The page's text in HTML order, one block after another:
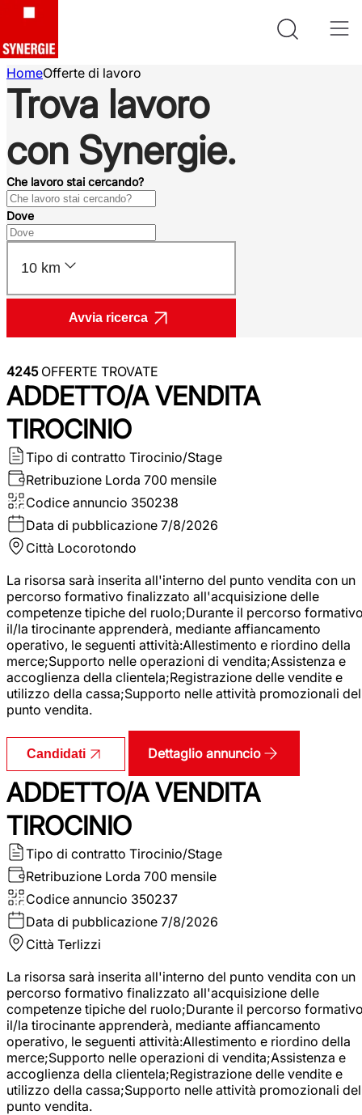
HomeOfferte di lavoro
Trova lavoro
con Synergie.
Che lavoro stai cercando?
Dove
10 km
Avvia ricerca
4245OFFERTE TROVATE
ADDETTO/A VENDITA
TIROCINIO
Tipo di contratto Tirocinio/Stage
Retribuzione Lorda 700 mensile
Codice annuncio 350238
Data di pubblicazione 7/8/2026
Città Locorotondo
La risorsa sarà inserita all'interno del punto vendita con un
percorso formativo finalizzato all'acquisizione delle
competenze tipiche del ruolo;Durante il percorso
il/la tirocinante apprenderà, mediante affiancamento
operativo, le seguenti attività:Allestimento e riordino della
merce;Supporto nelle operazioni di vendita;Assistenza e
accoglienza della clientela;Registrazione delle vendite e
utilizzo della cassa;Supporto nelle attività promozionali del
punto vendita.
Candidati Dettaglio annuncio
ADDETTO/A VENDITA
TIROCINIO
Tipo di contratto Tirocinio/Stage
Retribuzione Lorda 700 mensile
Codice annuncio 350237
Data di pubblicazione 7/8/2026
Città Terlizzi
La risorsa sarà inserita all'interno del punto vendita con un
percorso formativo finalizzato all'acquisizione delle
competenze tipiche del ruolo;Durante il percorso
il/la tirocinante apprenderà, mediante affiancamento
operativo, le seguenti attività:Allestimento e riordino della
merce;Supporto nelle operazioni di vendita;Assistenza e
accoglienza della clientela;Registrazione delle vendite e
utilizzo della cassa;Supporto nelle attività promozionali del
punto vendita.